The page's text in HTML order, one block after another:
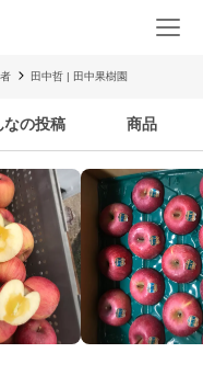
田中哲 | 田中果樹園
なの投稿 商品